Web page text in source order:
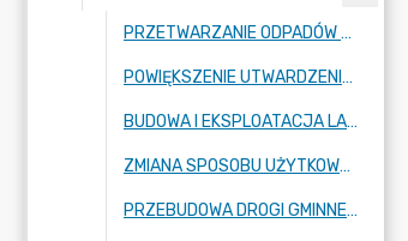
PRZETWARZANIE ODPADÓW SZTUCZNYCH W OBRĘBIE DZIAŁKI EWID. NR 236/1 OBRĘB RADZIEJOWICE, GMINA RADZIEJOWICE, POWIAT ŻYRARDOWSKI, WOJEWÓDZTWO MAZOWIECKIE
POWIĘKSZENIE UTWARDZENIA DZIAŁEK GRUNTU NR EWID. 24, 25 I 26/8 OBRĘB 0009 KRZE W MIEJSCOWOŚCI KRZE DUŻE, GMINA RADZIEJOWICE
BUDOWA I EKSPLOATACJA LAKIERNI PROSZKOWEJ W RADZIEJOWICACH PRZY UL. PRZEMYSŁOWEJ 2.
ZMIANA SPOSOBU UŻYTKOWANA BUDYNKU GOSPODARCZEGO NA BUDYNEK DO CHOWU DROBIU (ODCHOWALNIĘ) ORAZ BUDOWĘ DWÓCH KURNIKÓW WRAZ Z NIEZBĘDNA INFRASTRUKTURĄ TECHNICZNĄ W MIEJSCOWOŚCI CHROBOTY 1C, NA TERENIE DZIAŁEK NR 229 I 230 (OBRĘB CHROBOTY).
PRZEBUDOWA DROGI GMINNEJ W MIEJSCOWOŚCIACH RADZIEJOWICE-PARCEL ORAZ ZBOISKA W GMINIE RADZIEJOWICE.